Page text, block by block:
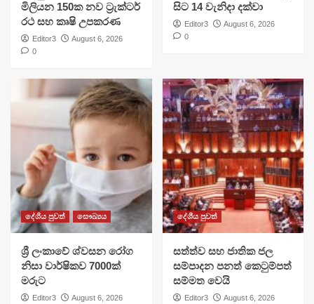
මිලියන 150ක නව ට්‍රැක්ටර්
රථ සහ කෘෂි උපකරණ
Editor3
August 6, 2026
0
සිට 14 වැනිදා දක්වා
Editor3
August 6, 2026
0
දේශීය පුවත් සෞඛ්‍යය
ශ්‍රී ලංකාවේ ශ්වසන රෝග
නිසා වාර්ෂිකව 7000ක්
මරුට
Editor3
August 6, 2026
දේශීය පුවත්
සත්ත්ව සහ ජාතික ජල
සම්පාදන පනත් කෙටුම්පත්
සම්මත වෙයි
Editor3
August 6, 2026